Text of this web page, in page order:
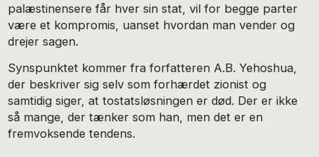
palæstinensere får hver sin stat, vil for begge parter
være et kompromis, uanset hvordan man vender og
drejer sagen.
Synspunktet kommer fra forfatteren A.B. Yehoshua,
der beskriver sig selv som forhærdet zionist og
samtidig siger, at tostatsløsningen er død. Der er ikke
så mange, der tænker som han, men det er en
fremvoksende tendens.